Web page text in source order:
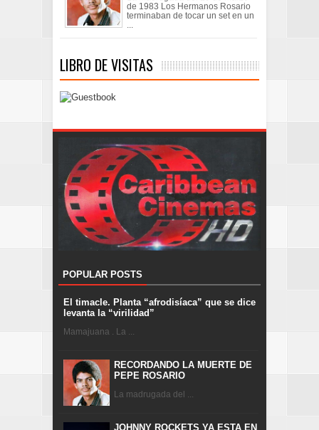
de 1983 Los Hermanos Rosario
terminaban de tocar un set en un
...
LIBRO DE VISITAS
POPULAR POSTS
El timacle. Planta “afrodisíaca” que se dice
levanta la “virilidad”
Mamajuana . La ...
RECORDANDO LA MUERTE DE
PEPE ROSARIO
La madrugada del ...
JOHNNY ROCKETS YA ESTA EN